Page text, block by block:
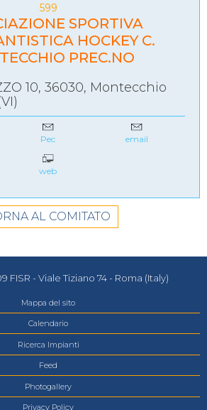
599
SPORTIVA
HOCKEY C.
PREC.NO
10, 36030, Montecchio
Pec email
web
AL COMITATO
FISR - Viale Tiziano 74 - Roma (Italy)
Mappa del sito
Calendario
Ricerca Impianti
Feed
Photogallery
Privacy Policy